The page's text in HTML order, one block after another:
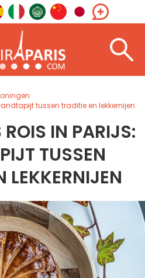
tussen traditie en lekkernijen
ROIS IN PARIJS:
TUSSEN
LEKKERNIJEN